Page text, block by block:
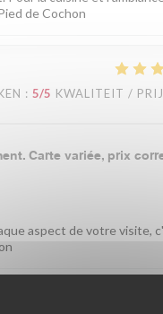
de Cochon
: 5/5 KWALITEIT /
Carte variée, prix
aspect de votre visite,